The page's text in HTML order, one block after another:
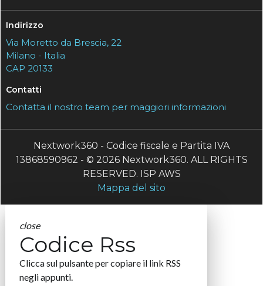
Indirizzo
Via Moretto da Brescia, 22
Milano - Italia
CAP 20133
Contatti
Contatta il nostro team per maggiori informazioni
Nextwork360 - Codice fiscale e Partita IVA
13868590962 - © 2026 Nextwork360. ALL RIGHTS
RESERVED. ISP AWS
Mappa del sito
close
Codice Rss
Clicca sul pulsante per copiare il link RSS
negli appunti.